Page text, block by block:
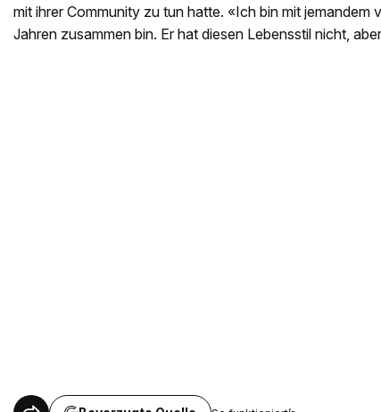
mit ihrer Community zu tun hatte. «Ich bin mit jemandem
Jahren zusammen bin. Er hat diesen Lebensstil nicht,